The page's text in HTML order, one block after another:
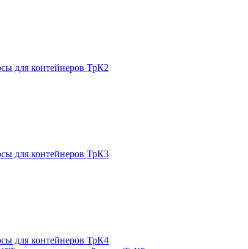
для контейнеров ТрК2
для контейнеров ТрК3
для контейнеров ТрК4